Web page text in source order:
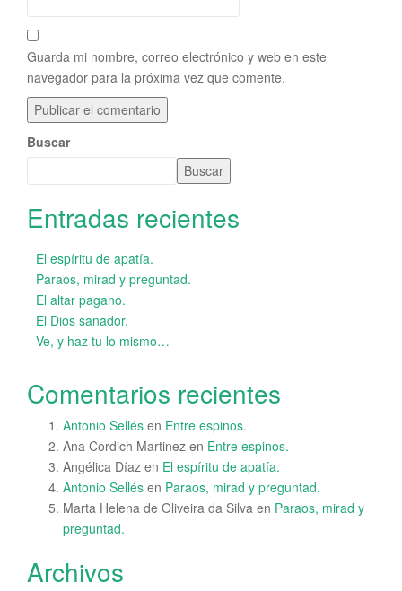
Guarda mi nombre, correo electrónico y web en este
navegador para la próxima vez que comente.
Buscar
Buscar
Entradas recientes
El espíritu de apatía.
Paraos, mirad y preguntad.
El altar pagano.
El Dios sanador.
Ve, y haz tu lo mismo…
Comentarios recientes
Antonio Sellés en Entre espinos.
Ana Cordich Martinez en Entre espinos.
Angélica Díaz en El espíritu de apatía.
Antonio Sellés en Paraos, mirad y preguntad.
Marta Helena de Oliveira da Silva en Paraos, mirad y
preguntad.
Archivos